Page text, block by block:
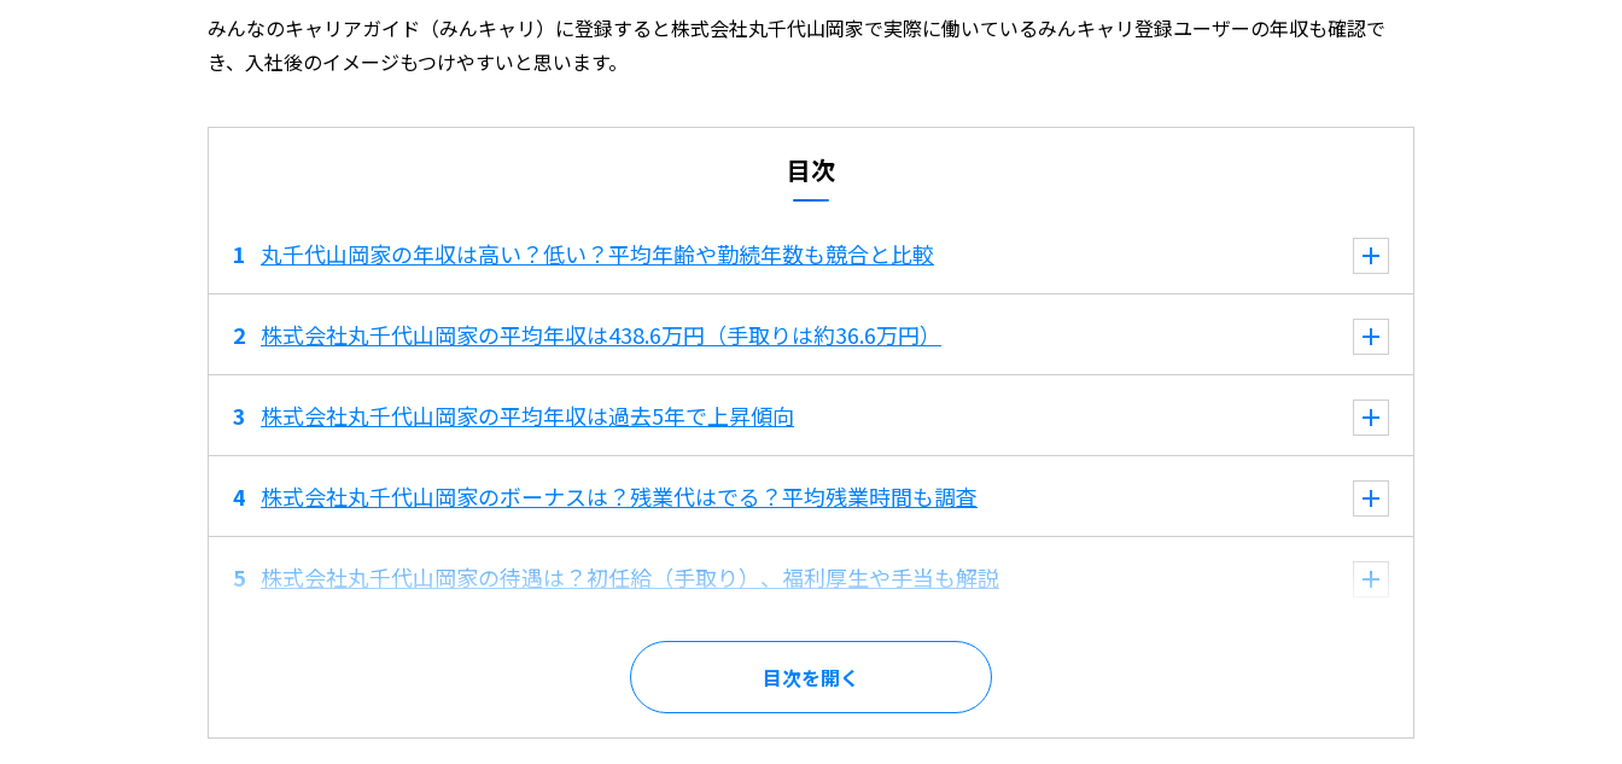
みんなのキャリアガイド（みんキャリ）に登録すると株式会社丸千代山岡家で実際に働いているみんキャリ登録ユーザーの年収も確認で
き、入社後のイメージもつけやすいと思います。
目次
丸千代山岡家の年収は高い？低い？平均年齢や勤続年数も競合と比較
株式会社丸千代山岡家の平均年収は438.6万円（手取りは約36.6万円）
株式会社丸千代山岡家の平均年収は過去5年で上昇傾向
株式会社丸千代山岡家のボーナスは？残業代はでる？平均残業時間も調査
株式会社丸千代山岡家の待遇は？初任給（手取り）、福利厚生や手当も解説
目次を